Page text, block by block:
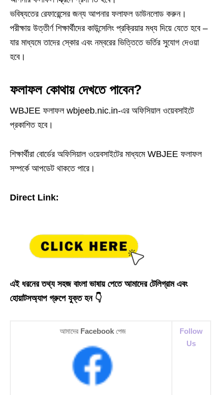
ভবিষ্যতের রেফারেন্সের জন্য আপনার ফলাফল ডাউনলোড করুন।
পরীক্ষায় উত্তীর্ণ শিক্ষার্থীদের কাউন্সেলিং প্রক্রিয়ার মধ্য দিয়ে যেতে হবে –
যার মাধ্যমে তাদের স্কোর এবং নম্বরের ভিত্তিতে ভর্তির সুযোগ দেওয়া
হবে।
ফলাফল কোথায় দেখতে পাবেন?
WBJEE ফলাফল wbjeeb.nic.in-এর অফিসিয়াল ওয়েবসাইটে
প্রকাশিত হবে।
শিক্ষার্থীরা বোর্ডের অফিসিয়াল ওয়েবসাইটের মাধ্যমে WBJEE ফলাফল
সম্পর্কে আপডেট থাকতে পারে।
Direct Link:
এই ধরনের তথ্য সহজ বাংলা ভাষায় পেতে আমাদের টেলিগ্রাম এবং
হোয়াটসঅ্যাপ গ্রুপে যুক্ত হন 👇
আমাদের Facebook পেজ
Follow
Us